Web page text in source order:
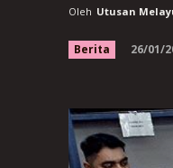
Oleh Utusan
Berita 26/01/